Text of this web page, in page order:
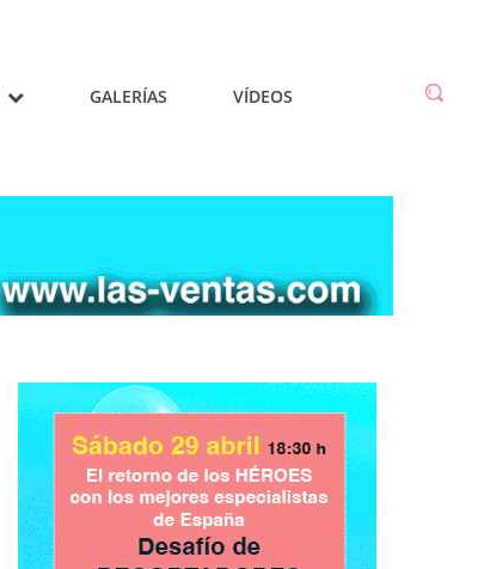
GALERÍAS VÍDEOS